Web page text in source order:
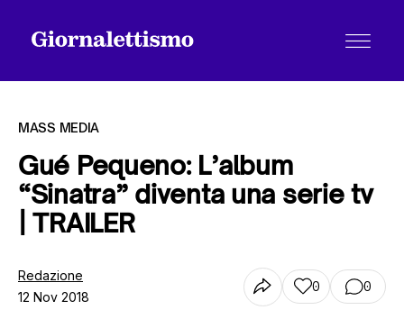
Tutti gli articoli
Chi siamo
MASS MEDIA
Gué Pequeno: L’album
“Sinatra” diventa una serie tv
| TRAILER
Redazione
12 Nov 2018
0 0